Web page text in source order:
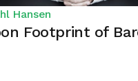
Hansen
Footprint of